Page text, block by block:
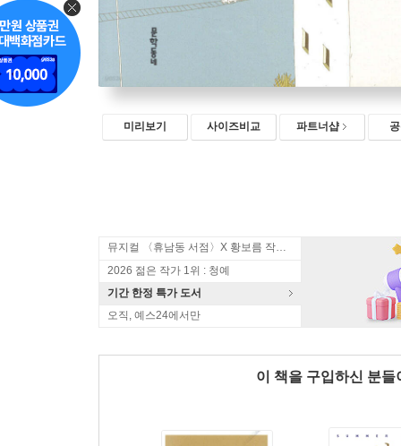
미리보기 사이즈비교 파트너샵
뮤지컬 〈휴남동 서점〉X 황보름 작가 북토크
2026 젊은 작가 1위 : 청예
기간 한정 특가 도서
오직, 예스24에서만
이 책을 구입하신 분